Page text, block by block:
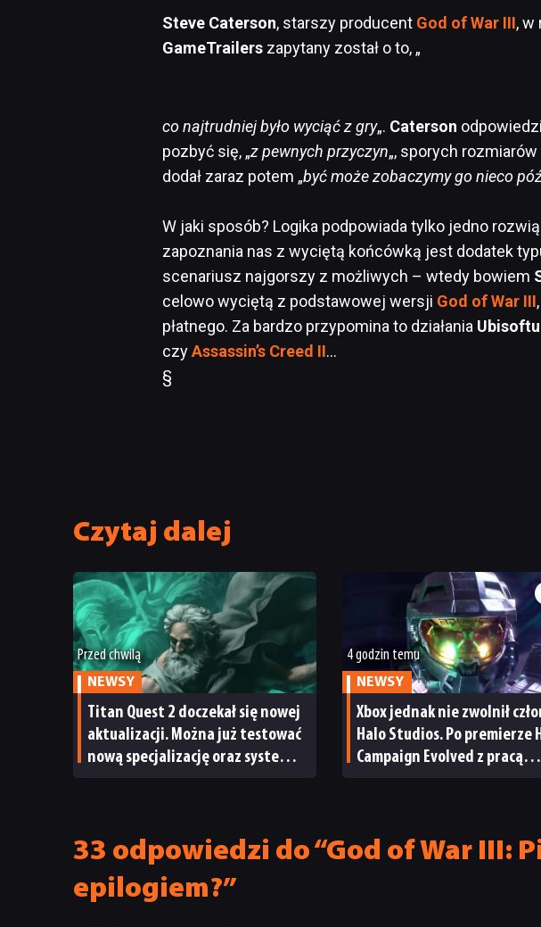
Steve Caterson, starszy producent God of War III, w
GameTrailers zapytany został o to, „
co najtrudniej było wyciąć z gry„. Caterson
pozbyć się, „z pewnych przyczyn„, sporych
dodał zaraz potem „być może zobaczymy go nieco
W jaki sposób? Logika podpowiada tylko jedno
zapoznania nas z wyciętą końcówką jest dodatek
scenariusz najgorszy z możliwych – wtedy bowiem
celowo wyciętą z podstawowej wersji God of War III
płatnego. Za bardzo przypomina to działania Ubisoftu
czyAssassin’s Creed II…
§
Czytaj dalej
Przed chwilą
NEWSY
Titan Quest 2 doczekał się nowej
aktualizacji. Można już testować
nową specjalizację oraz system
4 godzin temu
NEWSY
Xbox jednak nie zwolnił
Halo Studios. Po premierze
Campaign Evolved z pracą
33 odpowiedzi do “God of War III:
epilogiem?”